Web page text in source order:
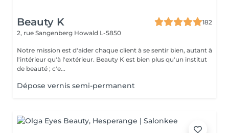
Beauty K
182
2, rue Sangenberg Howald L-5850
Notre mission est d'aider chaque client à se sentir bien, autant à
l'intérieur qu'à l'extérieur. Beauty K est bien plus qu'un institut
de beauté ; c'e...
Dépose vernis semi-permanent